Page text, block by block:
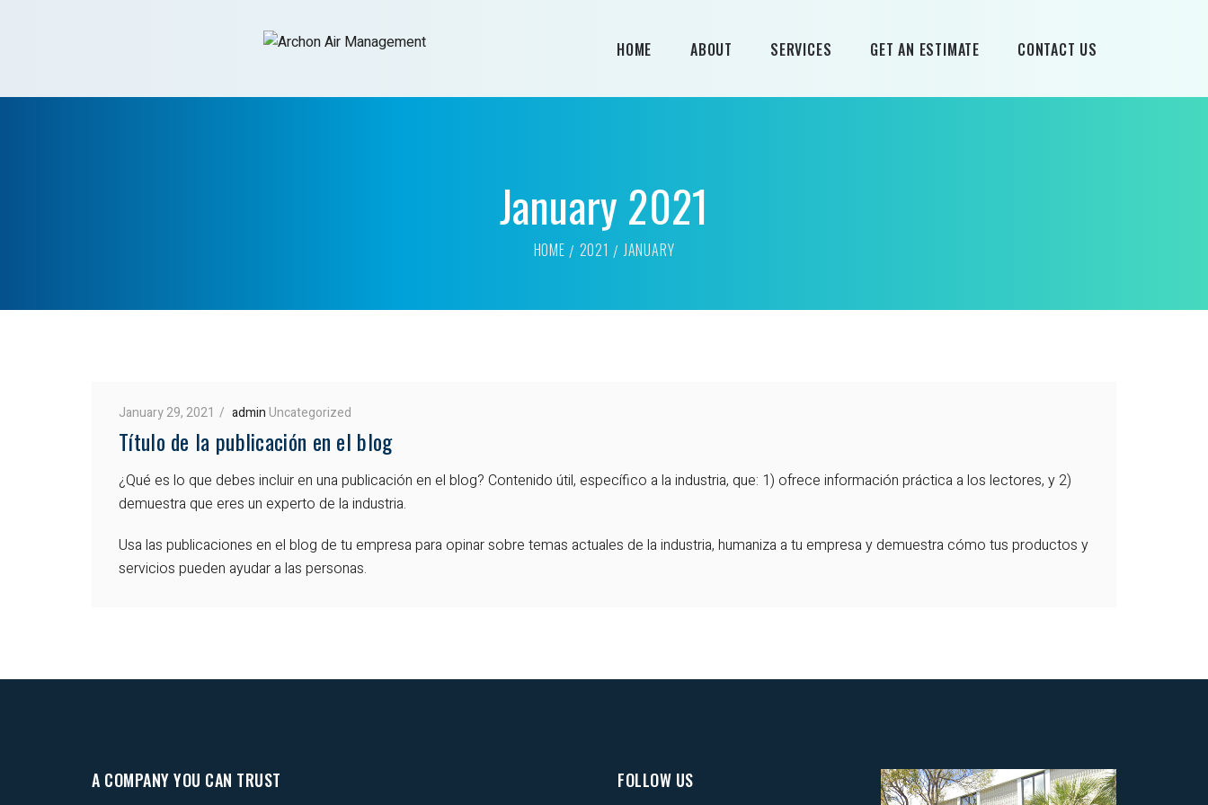
HOME ABOUT SERVICES GET AN ESTIMATE CONTACT US
January 2021
HOME 2021 JANUARY
January 29, 2021 admin Uncategorized
Título de la publicación en el blog
¿Qué es lo que debes incluir en una publicación en el blog? Contenido útil, específico a la industria, que: 1) ofrece información práctica a los lectores, y 2)
demuestra que eres un experto de la industria.
Usa las publicaciones en el blog de tu empresa para opinar sobre temas actuales de la industria, humaniza a tu empresa y demuestra cómo tus productos y
servicios pueden ayudar a las personas.
A COMPANY YOU CAN TRUST FOLLOW US